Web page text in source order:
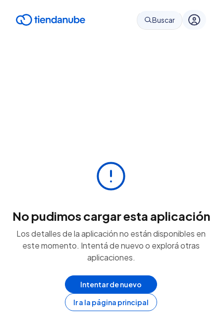
Buscar
No pudimos cargar esta aplicación
Los detalles de la aplicación no están disponibles en
este momento. Intentá de nuevo o explorá otras
aplicaciones.
Intentar de nuevo
Ir a la página principal